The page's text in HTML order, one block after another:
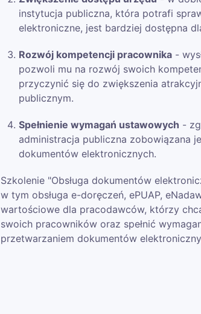
instytucja publiczna, która potrafi
elektroniczne, jest bardziej dostępna
Rozwój kompetencji pracownika -
pozwoli mu na rozwój swoich
przyczynić się do zwiększenia
publicznym.
Spełnienie wymagań ustawowych -
administracja publiczna zobowiązana
dokumentów elektronicznych.
Szkolenie "Obsługa dokumentów
w tym obsługa e-doręczeń, ePUAP,
wartościowe dla pracodawców, którzy
swoich pracowników oraz spełnić
przetwarzaniem dokumentów